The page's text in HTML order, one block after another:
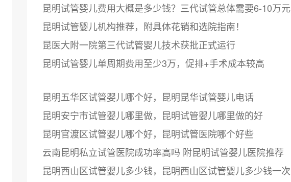
昆明试管婴儿费用大概是多少钱？三代试管总体需要6-10万元
昆明试管婴儿机构推荐，附具体花销和选院指南！
昆医大附一院第三代试管婴儿技术获批正式运行
昆明试管婴儿单周期费用至少3万，促排+手术成本较高
昆明五华区试管婴儿哪个好，昆明昆华试管婴儿电话
昆明安宁市试管婴儿哪里做，昆明试管婴儿哪里做的好
昆明官渡区试管婴儿哪个好，昆明试管医院哪个好些
云南昆明私立试管医院成功率高吗 附昆明试管婴儿医院推荐
昆明西山区试管婴儿多少钱，昆明西山区试管婴儿多少钱一次